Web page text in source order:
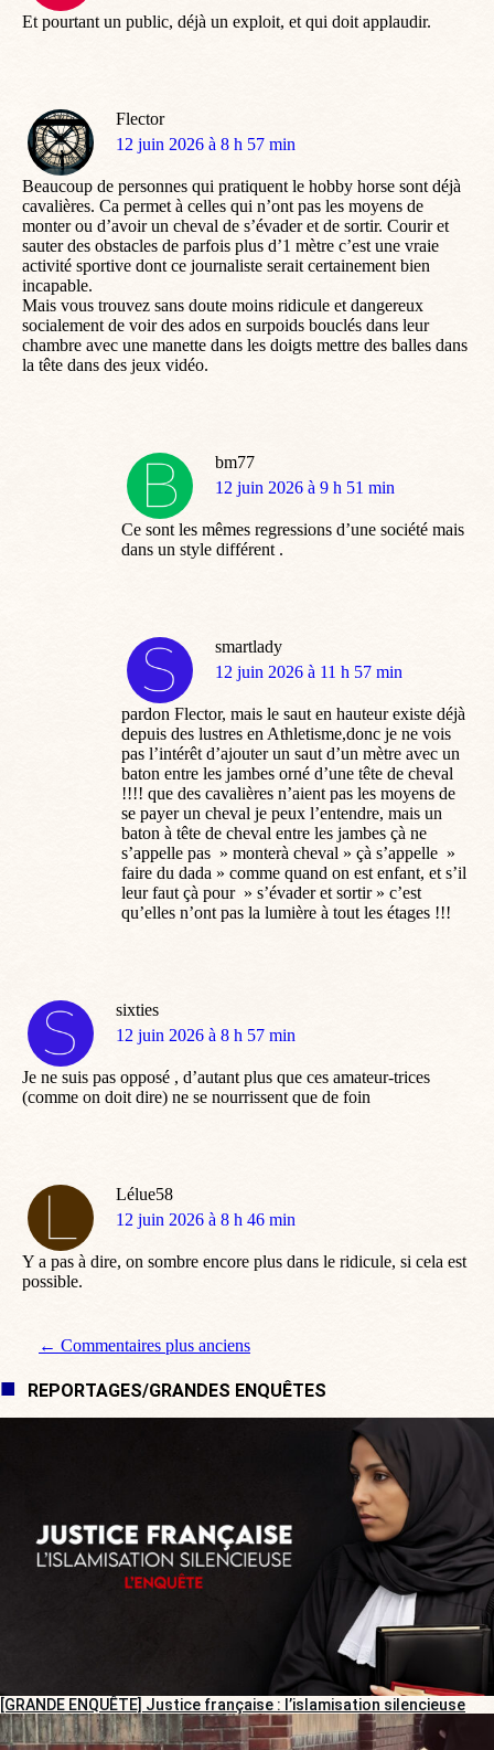
Et pourtant un public, déjà un exploit, et qui doit applaudir.
Flector
dit
12 juin 2026 à 8 h 57 min
Beaucoup de personnes qui pratiquent le hobby horse sont déjà
cavalières. Ca permet à celles qui n’ont pas les moyens de
monter ou d’avoir un cheval de s’évader et de sortir. Courir et
sauter des obstacles de parfois plus d’1 mètre c’est une vraie
activité sportive dont ce journaliste serait certainement bien
incapable.
Mais vous trouvez sans doute moins ridicule et dangereux
socialement de voir des ados en surpoids bouclés dans leur
chambre avec une manette dans les doigts mettre des balles dans
la tête dans des jeux vidéo.
bm77
dit
12 juin 2026 à 9 h 51 min
Ce sont les mêmes regressions d’une société mais
dans un style différent .
smartlady
dit
12 juin 2026 à 11 h 57 min
pardon Flector, mais le saut en hauteur existe déjà
depuis des lustres en Athletisme,donc je ne vois
pas l’intérêt d’ajouter un saut d’un mètre avec un
baton entre les jambes orné d’une tête de cheval
!!!! que des cavalières n’aient pas les moyens de
se payer un cheval je peux l’entendre, mais un
baton à tête de cheval entre les jambes çà ne
s’appelle pas » monterà cheval » çà s’appelle »
faire du dada » comme quand on est enfant, et s’il
leur faut çà pour » s’évader et sortir » c’est
qu’elles n’ont pas la lumière à tout les étages !!!
sixties
dit
12 juin 2026 à 8 h 57 min
Je ne suis pas opposé , d’autant plus que ces amateur-trices
(comme on doit dire) ne se nourrissent que de foin
Lélue58
dit
12 juin 2026 à 8 h 46 min
Y a pas à dire, on sombre encore plus dans le ridicule, si cela est
possible.
Navigation de commentaire
← Commentaires plus anciens
REPORTAGES/GRANDES ENQUÊTES
[GRANDE ENQUÊTE] Justice française : l’islamisation silencieuse